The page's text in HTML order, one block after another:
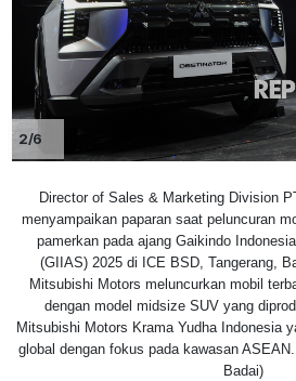
2/6
Director of Sales & Marketing Division
menyampaikan paparan saat peluncuran
pamerkan pada ajang Gaikindo
(GIIAS) 2025 di ICE BSD, Tangerang,
Mitsubishi Motors meluncurkan mobil
dengan model midsize SUV yang
Mitsubishi Motors Krama Yudha Indonesia
global dengan fokus pada kawasan
Badai)